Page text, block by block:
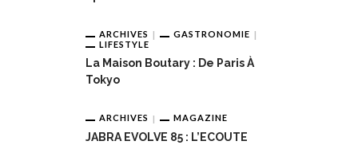
ARCHIVES
GASTRONOMIE
LIFESTYLE
La Maison Boutary : De Paris À
Tokyo
ARCHIVES MAGAZINE
JABRA EVOLVE 85 : L’ECOUTE